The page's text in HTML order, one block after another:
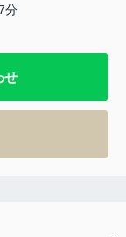
分
せ